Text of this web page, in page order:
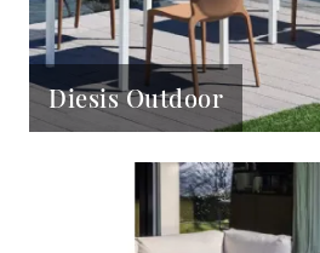
Diesis Outdoor